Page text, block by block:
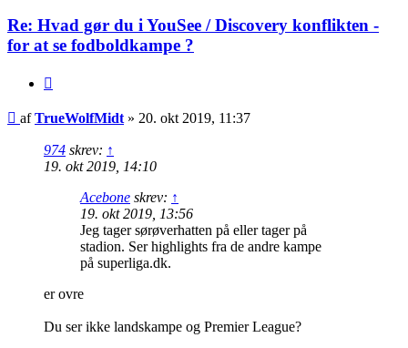
Re: Hvad gør du i YouSee / Discovery konflikten -
for at se fodboldkampe ?
Indlæg
afTrueWolfMidt » 20. okt 2019, 11:37
974 skrev: ↑
19. okt 2019, 14:10
Acebone skrev: ↑
19. okt 2019, 13:56
Jeg tager sørøverhatten på eller tager på
stadion. Ser highlights fra de andre kampe
på superliga.dk.
er ovre
Du ser ikke landskampe og Premier League?